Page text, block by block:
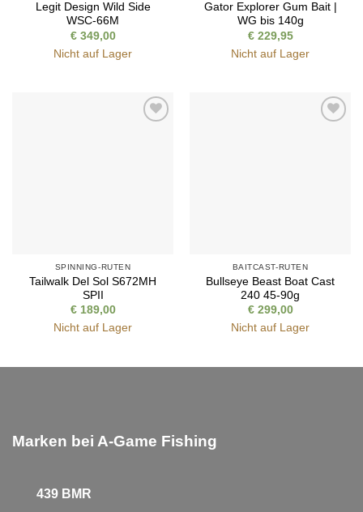
Legit Design Wild Side
WSC-66M
€349,00
Nicht auf Lager
Gator Explorer Gum Bait |
WG bis 140g
€229,95
Nicht auf Lager
SPINNING-RUTEN
Tailwalk Del Sol S672MH
SPII
€189,00
Nicht auf Lager
BAITCAST-RUTEN
Bullseye Beast Boat Cast
240 45-90g
€299,00
Nicht auf Lager
Marken bei A-Game Fishing
439 BMR